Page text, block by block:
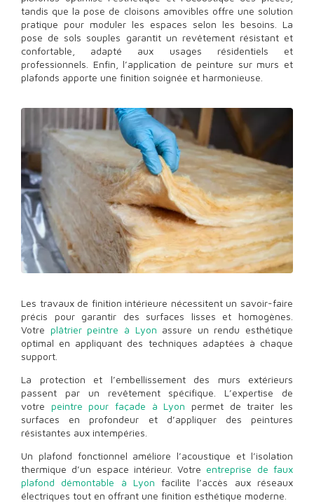
tandis que la pose de cloisons amovibles offre une solution
pratique pour moduler les espaces selon les besoins. La
pose de sols souples garantit un revêtement résistant et
confortable, adapté aux usages résidentiels et
professionnels. Enfin, l’application de peinture sur murs et
plafonds apporte une finition soignée et harmonieuse.
Les travaux de finition intérieure nécessitent un savoir-faire
précis pour garantir des surfaces lisses et homogènes.
Votre plâtrier peintre à Lyon assure un rendu esthétique
optimal en appliquant des techniques adaptées à chaque
support.
La protection et l’embellissement des murs extérieurs
passent par un revêtement spécifique. L’expertise de
votre peintre pour façade à Lyon permet de traiter les
surfaces en profondeur et d’appliquer des peintures
résistantes aux intempéries.
Un plafond fonctionnel améliore l’acoustique et l’isolation
thermique d’un espace intérieur. Votre entreprise de faux
plafond démontable à Lyon facilite l’accès aux réseaux
électriques tout en offrant une finition esthétique moderne.